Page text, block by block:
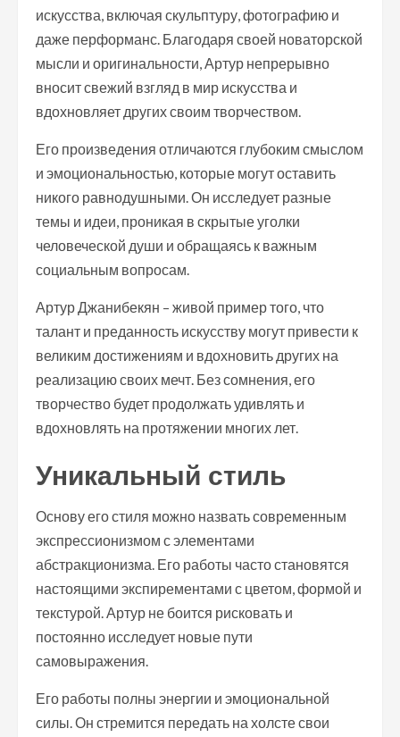
искусства, включая скульптуру, фотографию и
даже перформанс. Благодаря своей новаторской
мысли и оригинальности, Артур непрерывно
вносит свежий взгляд в мир искусства и
вдохновляет других своим творчеством.
Его произведения отличаются глубоким смыслом
и эмоциональностью, которые могут оставить
никого равнодушными. Он исследует разные
темы и идеи, проникая в скрытые уголки
человеческой души и обращаясь к важным
социальным вопросам.
Артур Джанибекян – живой пример того, что
талант и преданность искусству могут привести к
великим достижениям и вдохновить других на
реализацию своих мечт. Без сомнения, его
творчество будет продолжать удивлять и
вдохновлять на протяжении многих лет.
Уникальный стиль
Основу его стиля можно назвать современным
экспрессионизмом с элементами
абстракционизма. Его работы часто становятся
настоящими экспирементами с цветом, формой и
текстурой. Артур не боится рисковать и
постоянно исследует новые пути
самовыражения.
Его работы полны энергии и эмоциональной
силы. Он стремится передать на холсте свои